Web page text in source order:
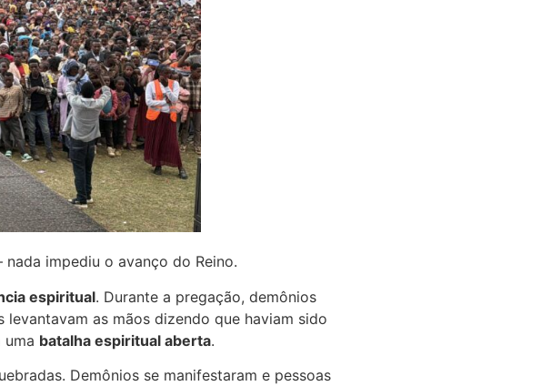
impediu o avanço do Reino.
espiritual. Durante a pregação, demônios
as mãos dizendo que haviam sido
uma batalha espiritual aberta.
Demônios se manifestaram e pessoas